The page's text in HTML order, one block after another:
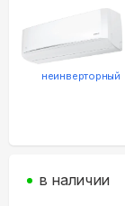
неинверторный
в наличии